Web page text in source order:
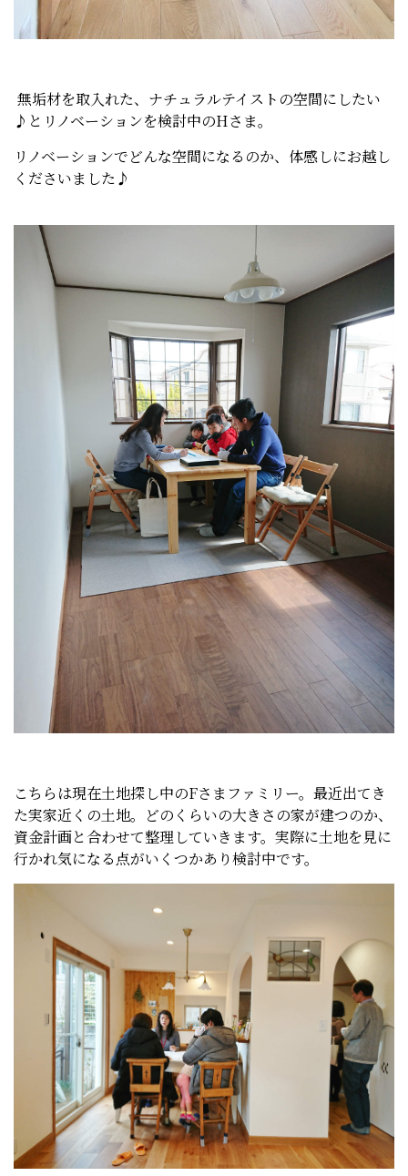
無垢材を取入れた、ナチュラルテイストの空間にしたい
♪とリノベーションを検討中のHさま。
リノベーションでどんな空間になるのか、体感しにお越し
くださいました♪
こちらは現在土地探し中のFさまファミリー。最近出てき
た実家近くの土地。どのくらいの大きさの家が建つのか、
資金計画と合わせて整理していきます。実際に土地を見に
行かれ気になる点がいくつかあり検討中です。